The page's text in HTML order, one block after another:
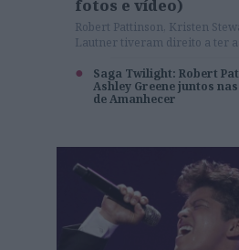
fotos e vídeo)
Robert Pattinson, Kristen
Lautner tiveram direito a ter
saga Crespúsculo. Robert e
assumiram o namoro,
cúmplices em frente a todos.
Saga Twilight: Robert
Ashley Greene juntos
de Amanhecer